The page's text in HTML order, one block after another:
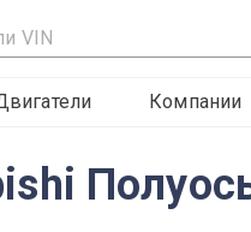
Компании